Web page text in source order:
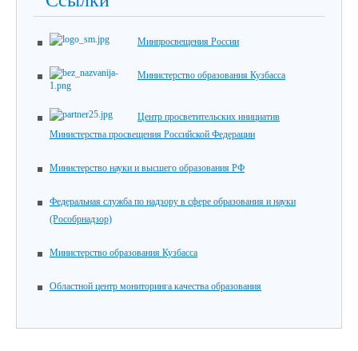
Минпросвещения России
Министерство образования Кузбасса
Центр просветительских инициатив
Министерства просвещения Российской Федерации
Министерство науки и высшего образования РФ
Федеральная служба по надзору в сфере образования и науки
(Рособрнадзор)
Министерство образования Кузбасса
Областной центр мониторинга качества образования